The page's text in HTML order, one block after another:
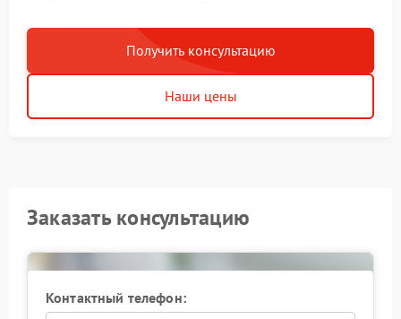
Получить консультацию
Наши цены
Заказать консультацию
Контактный телефон: